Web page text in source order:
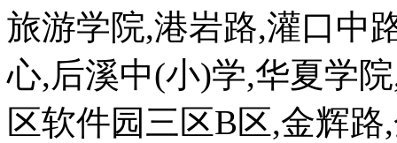
旅游学院,港岩路,灌口中
心,后溪中(小)学,华夏学
区软件园三区B区,金辉